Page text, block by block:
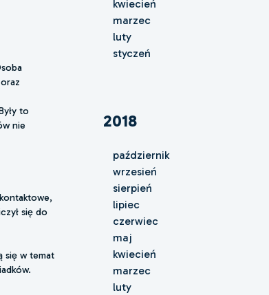
to
nie
się do
się w temat
kwiecień
marzec
luty
styczeń
2018
październik
wrzesień
sierpień
lipiec
czerwiec
maj
kwiecień
marzec
luty